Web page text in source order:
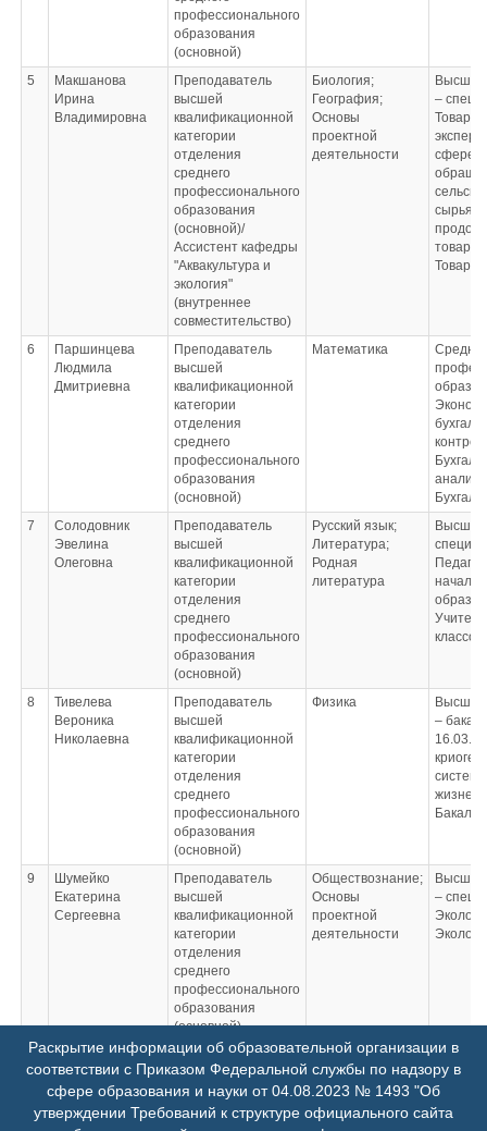
профессионального
образования
(основной)
5
Макшанова
Ирина
Владимировна
Преподаватель
высшей
квалификационной
категории
отделения
среднего
профессионального
образования
(основной)/
Ассистент кафедры
"Аквакультура и
экология"
(внутреннее
совместительство)
Биология;
География;
Основы
проектной
деятельности
Высшее
–
сфере
сырья и
6
Паршинцева
Людмила
Дмитриевна
Преподаватель
высшей
квалификационной
категории
отделения
среднего
профессионального
образования
(основной)
Математика
анализ
7
Солодовник
Эвелина
Олеговна
Преподаватель
высшей
квалификационной
категории
отделения
среднего
профессионального
образования
(основной)
Русский язык;
Литература;
Родная
литература
Высшее
классов
8
Тивелева
Вероника
Николаевна
Преподаватель
высшей
квалификационной
категории
отделения
среднего
профессионального
образования
(основной)
Физика
Высшее
–
системы
9
Шумейко
Екатерина
Сергеевна
Преподаватель
высшей
квалификационной
категории
отделения
среднего
профессионального
образования
(основной)
Обществознание;
Основы
проектной
деятельности
Высшее
–
Эколог
10
Ярыгина Ольга
Васильевна
Преподаватель
высшей категории
отделения СПО
(основной)
Информатика;
Основы
цифровых
технологий в АПК
Раскрытие информации об образовательной организации в
соответствии с Приказом Федеральной службы по надзору в
сфере образования и науки от 04.08.2023 № 1493 "Об
утверждении Требований к структуре официального сайта